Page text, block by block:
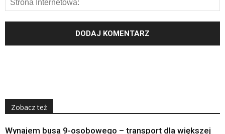
Zobacz też
Wynajem busa 9-osobowego – transport dla większej